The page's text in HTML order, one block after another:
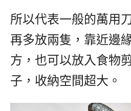
所以代表一般的萬用
再多放兩隻，靠近邊
方，也可以放入食物
子，收納空間超大。